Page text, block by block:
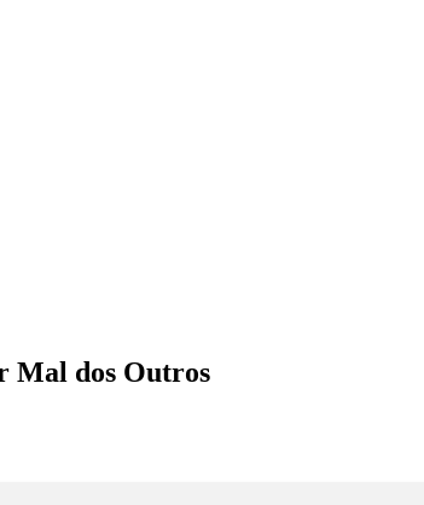
Mal dos Outros